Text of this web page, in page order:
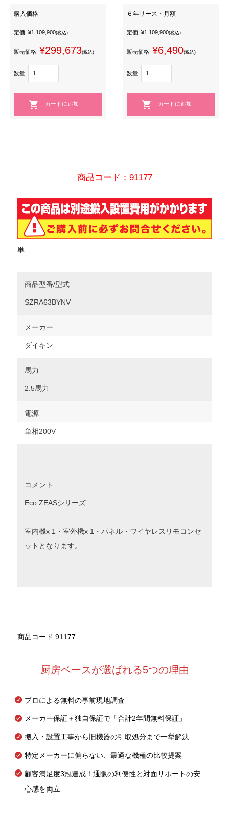
購入価格
定価 ¥1,109,900(税込)
販売価格 ¥299,673(税込)
数量
６年リース・月額
定価 ¥1,109,900(税込)
販売価格 ¥6,490(税込)
数量
商品コード：91177
単
商品型番/型式
SZRA63BYNV
メーカー
ダイキン
馬力
2.5馬力
電源
単相200V
コメント
Eco ZEASシリーズ
室内機x 1・室外機x 1・パネル・ワイヤレスリモコンセ
ットとなります。
商品コード:91177
厨房ベースが選ばれる5つの理由
プロによる無料の事前現地調査
メーカー保証＋独自保証で「合計2年間無料保証」
搬入・設置工事から旧機器の引取処分まで一挙解決
特定メーカーに偏らない、最適な機種の比較提案
顧客満足度3冠達成！通販の利便性と対面サポートの安
心感を両立